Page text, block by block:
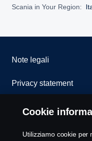
Scania in Your Region:
Note legali
Privacy statement
Cookies
Whistleblowing
Cookie
Utilizziamo cookie per